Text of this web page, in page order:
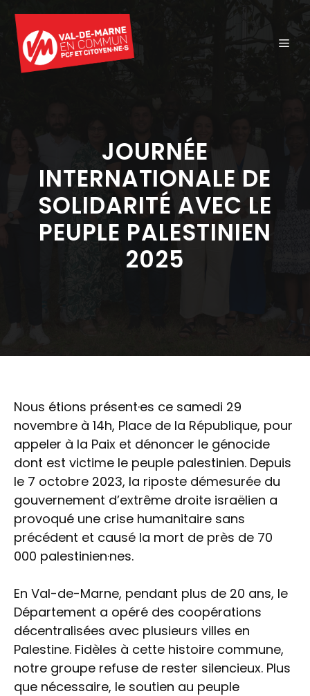
contenu
JOURNÉE
INTERNATIONALE DE
SOLIDARITÉ AVEC LE
PEUPLE PALESTINIEN
2025
Nous étions présent·es ce samedi 29
novembre à 14h, Place de la République, pour
appeler à la Paix et dénoncer le génocide
dont est victime le peuple palestinien. Depuis
le 7 octobre 2023, la riposte démesurée du
gouvernement d’extrême droite israëlien a
provoqué une crise humanitaire sans
précédent et causé la mort de près de 70
000 palestinien·nes.
En Val-de-Marne, pendant plus de 20 ans, le
Département a opéré des coopérations
décentralisées avec plusieurs villes en
Palestine. Fidèles à cette histoire commune,
notre groupe refuse de rester silencieux. Plus
que nécessaire, le soutien au peuple